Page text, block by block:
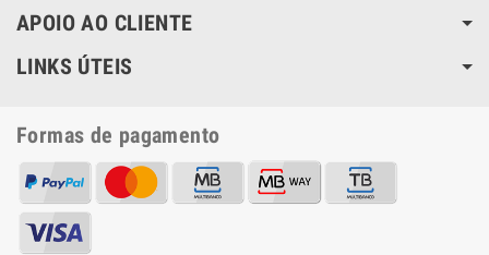
APOIO AO CLIENTE
LINKS ÚTEIS
Formas de pagamento